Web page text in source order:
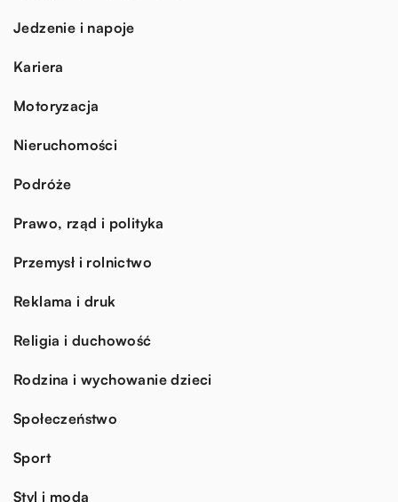
Jedzenie i napoje
Kariera
Motoryzacja
Nieruchomości
Podróże
Prawo, rząd i polityka
Przemysł i rolnictwo
Reklama i druk
Religia i duchowość
Rodzina i wychowanie dzieci
Społeczeństwo
Sport
Styl i moda